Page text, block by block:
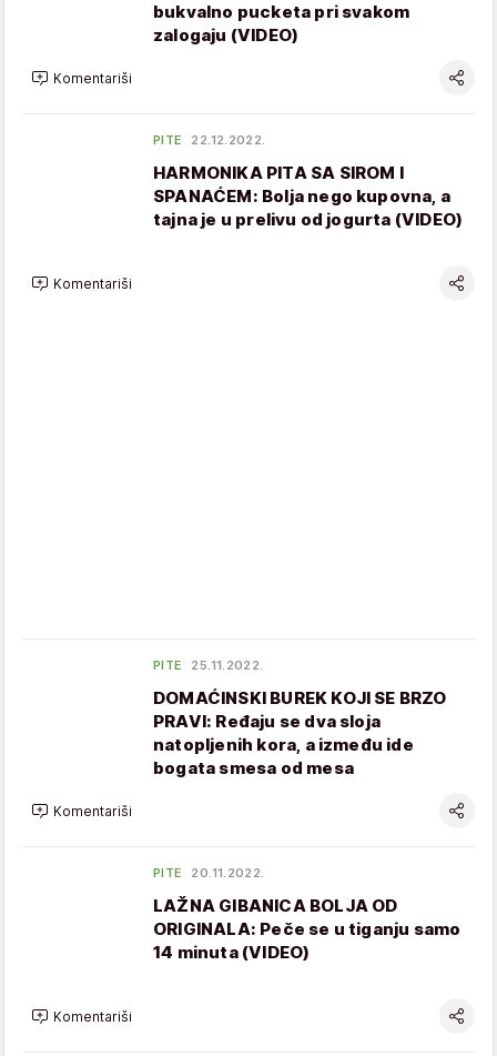
bukvalno pucketa pri svakom
zalogaju (VIDEO)
Komentariši
PITE 22.12.2022.
HARMONIKA PITA SA SIROM I
SPANAĆEM: Bolja nego kupovna, a
tajna je u prelivu od jogurta (VIDEO)
Komentariši
PITE 25.11.2022.
DOMAĆINSKI BUREK KOJI SE BRZO
PRAVI: Ređaju se dva sloja
natopljenih kora, a između ide
bogata smesa od mesa
Komentariši
PITE 20.11.2022.
LAŽNA GIBANICA BOLJA OD
ORIGINALA: Peče se u tiganju samo
14 minuta (VIDEO)
Komentariši